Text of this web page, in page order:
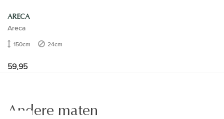
ARECA
Areca
150cm 24cm
59,95
Andere maten